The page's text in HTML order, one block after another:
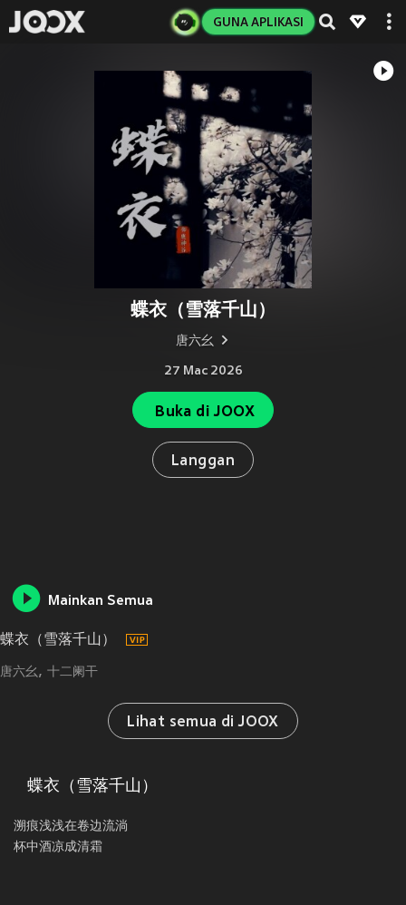
GUNA APLIKASI
蝶衣（雪落千山）
唐六幺
27 Mac 2026
Buka di JOOX
Langgan
Mainkan Semua
蝶衣（雪落千山）
唐六幺 十二阑干
Lihat semua di JOOX
蝶衣（雪落千山）
溯痕浅浅在卷边流淌
杯中酒凉成清霜